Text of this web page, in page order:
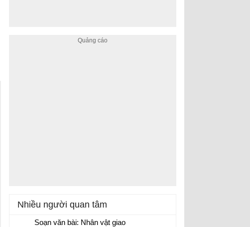
Nhiều người quan tâm
Soạn văn bài: Nhân vật giao